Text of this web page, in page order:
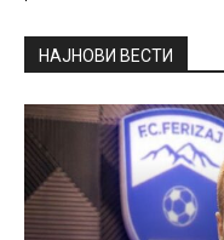
НAЈНОВИ ВЕСТИ